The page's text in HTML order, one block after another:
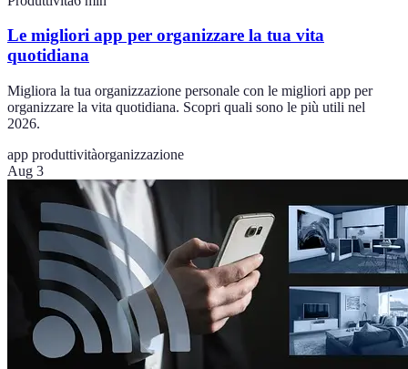
Le migliori app per organizzare la tua vita
quotidiana
Migliora la tua organizzazione personale con le migliori app per
organizzare la vita quotidiana. Scopri quali sono le più utili nel
2026.
app produttivitàorganizzazione
Aug 3